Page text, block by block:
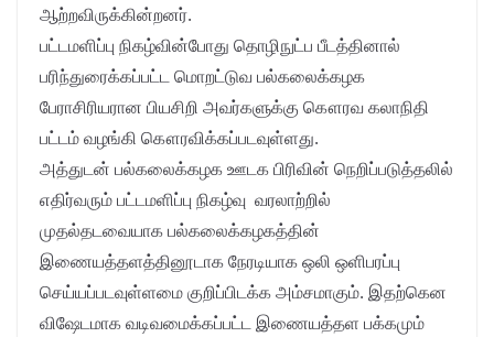
ஆற்றவிருக்கின்றனர்.
பட்டமளிப்பு நிகழ்வின்போது தொழிநுட்ப பீடத்தினால்
பரிந்துரைக்கப்பட்ட மொறட்டுவ பல்கலைக்கழக
பேராசிரியரான பியசிறி அவர்களுக்கு கௌரவ கலாநிதி
பட்டம் வழங்கி கௌரவிக்கப்படவுள்ளது.
அத்துடன் பல்கலைக்கழக ஊடக பிரிவின் நெறிப்படுத்தலில்
எதிர்வரும் பட்டமளிப்பு நிகழ்வு வரலாற்றில்
முதல்தடவையாக பல்கலைக்கழகத்தின்
இணையத்தளத்தினூடாக நேரடியாக ஒலி ஒளிபரப்பு
செய்யப்படவுள்ளமை குறிப்பிடக்க அம்சமாகும். இதற்கென
விஷேடமாக வடிவமைக்கப்பட்ட இணையத்தள பக்கமும்